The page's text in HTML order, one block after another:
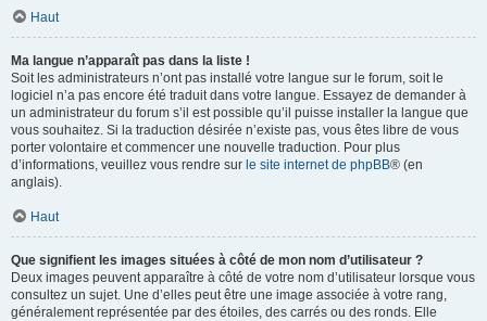
Haut
Ma langue n’apparaît pas dans la liste !
Soit les administrateurs n’ont pas installé votre langue sur le forum, soit le
logiciel n’a pas encore été traduit dans votre langue. Essayez de demander à
un administrateur du forum s’il est possible qu’il puisse installer la langue que
vous souhaitez. Si la traduction désirée n’existe pas, vous êtes libre de vous
porter volontaire et commencer une nouvelle traduction. Pour plus
d’informations, veuillez vous rendre sur le site internet de phpBB® (en
anglais).
Haut
Que signifient les images situées à côté de mon nom d’utilisateur ?
Deux images peuvent apparaître à côté de votre nom d’utilisateur lorsque vous
consultez un sujet. Une d’elles peut être une image associée à votre rang,
généralement représentée par des étoiles, des carrés ou des ronds. Elle